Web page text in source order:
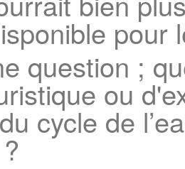
pour
question ;
ou
cycle de